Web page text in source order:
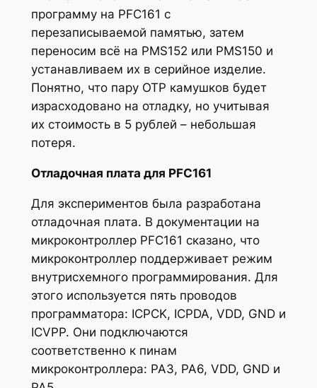
программу на PFC161 с
перезаписываемой памятью, затем
переносим всё на PMS152 или PMS150 и
устанавливаем их в серийное изделие.
Понятно, что пару OTP камушков будет
израсходовано на отладку, но учитывая
их стоимость в 5 рублей – небольшая
потеря.
Отладочная плата для PFC161
Для экспериментов была разработана
отладочная плата. В документации на
микроконтроллер PFC161 сказано, что
микроконтроллер поддерживает режим
внутрисхемного программирования. Для
этого используется пять проводов
программатора: ICPCK, ICPDA, VDD, GND и
ICVPP. Они подключаются
соответственно к пинам
микроконтроллера: PA3, PA6, VDD, GND и